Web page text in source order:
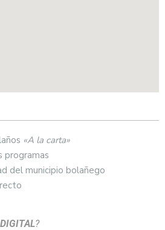
«A la carta»
programas
del municipio bolañego
?